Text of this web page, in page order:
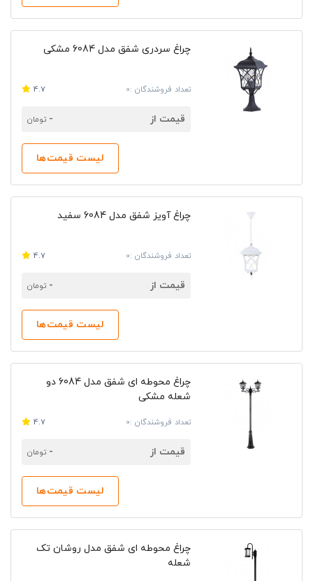
چراغ سردری شفق مدل 6084 مشکی
تعداد فروشندگان :0 4.7
قیمت از - تومان
لیست قیمت‌ها
چراغ آویز شفق مدل 6084 سفید
تعداد فروشندگان :0 4.7
قیمت از - تومان
لیست قیمت‌ها
چراغ محوطه ای شفق مدل 6084 دو
شعله مشکی
تعداد فروشندگان :0 4.7
قیمت از - تومان
لیست قیمت‌ها
چراغ محوطه ای شفق مدل روشان تک
شعله